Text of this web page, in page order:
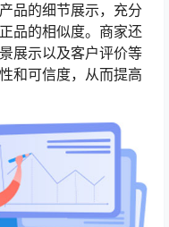
品的细节展示，充分
品的相似度。商家还
展示以及客户评价等
和可信度，从而提高